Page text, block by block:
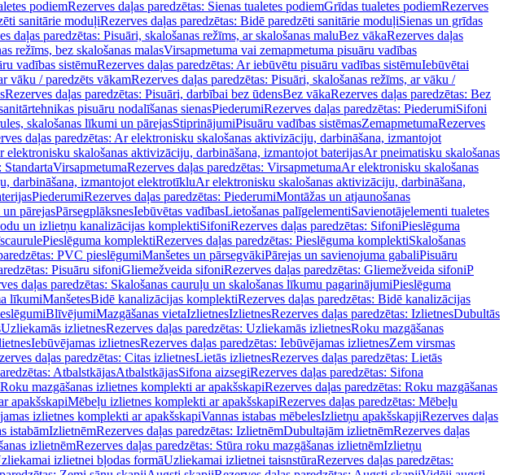
podiemRezerves daļas paredzētas: Sienas tualetes podiemGrīdas tualetes podiemRezerves
sanitārie moduļiRezerves daļas paredzētas: Bidē paredzēti sanitārie moduļiSienas un grīdas
daļas paredzētas: Pisuāri, skalošanas režīms, ar skalošanas maluBez vākaRezerves daļas
režīms, bez skalošanas malasVirsapmetuma vai zemapmetuma pisuāru vadības
vadības sistēmuRezerves daļas paredzētas: Ar iebūvētu pisuāru vadības sistēmuIebūvētai
vāku / paredzēts vākamRezerves daļas paredzētas: Pisuāri, skalošanas režīms, ar vāku /
Rezerves daļas paredzētas: Pisuāri, darbībai bez ūdensBez vākaRezerves daļas paredzētas: Bez
pisuāru nodalīšanas sienasPiederumiRezerves daļas paredzētas: PiederumiSifoni
skalošanas līkumi un pārejasStiprinājumiPisuāru vadības sistēmasZemapmetumaRezerves
daļas paredzētas: Ar elektronisku skalošanas aktivizāciju, darbināšana, izmantojot
elektronisku skalošanas aktivizāciju, darbināšana, izmantojot baterijasAr pneimatisku skalošanas
StandartaVirsapmetumaRezerves daļas paredzētas: VirsapmetumaAr elektronisku skalošanas
darbināšana, izmantojot elektrotīkluAr elektronisku skalošanas aktivizāciju, darbināšana,
PiederumiRezerves daļas paredzētas: PiederumiMontāžas un atjaunošanas
pārejasPārsegplāksnesIebūvētas vadībasLietošanas palīgelementiSavienotājelementi tualetes
un izlietņu kanalizācijas komplektiSifoniRezerves daļas paredzētas: SifoniPieslēguma
Pieslēguma komplektiRezerves daļas paredzētas: Pieslēguma komplektiSkalošanas
PVC pieslēgumiManšetes un pārsegvākiPārejas un savienojuma gabaliPisuāru
Pisuāru sifoniGliemežveida sifoniRezerves daļas paredzētas: Gliemežveida sifoniP
daļas paredzētas: Skalošanas cauruļu un skalošanas līkumu pagarinājumiPieslēguma
līkumiManšetesBidē kanalizācijas komplektiRezerves daļas paredzētas: Bidē kanalizācijas
BlīvējumiMazgāšanas vietaIzlietnesIzlietnesRezerves daļas paredzētas: IzlietnesDubultās
Uzliekamās izlietnesRezerves daļas paredzētas: Uzliekamās izlietnesRoku mazgāšanas
Iebūvējamas izlietnesRezerves daļas paredzētas: Iebūvējamas izlietnesZem virsmas
daļas paredzētas: Citas izlietnesLietās izlietnesRezerves daļas paredzētas: Lietās
AtbalstkājasAtbalstkājasSifona aizsegiRezerves daļas paredzētas: Sifona
Roku mazgāšanas izlietnes komplekti ar apakšskapiRezerves daļas paredzētas: Roku mazgāšanas
apakšskapiMēbeļu izlietnes komplekti ar apakšskapiRezerves daļas paredzētas: Mēbeļu
izlietnes komplekti ar apakšskapiVannas istabas mēbelesIzlietņu apakšskapjiRezerves daļas
istabāmIzlietnēmRezerves daļas paredzētas: IzlietnēmDubultajām izlietnēmRezerves daļas
izlietnēmRezerves daļas paredzētas: Stūra roku mazgāšanas izlietnēmIzlietņu
izlietnei bļodas formāUzliekamai izlietnei taisnstūraRezerves daļas paredzētas: